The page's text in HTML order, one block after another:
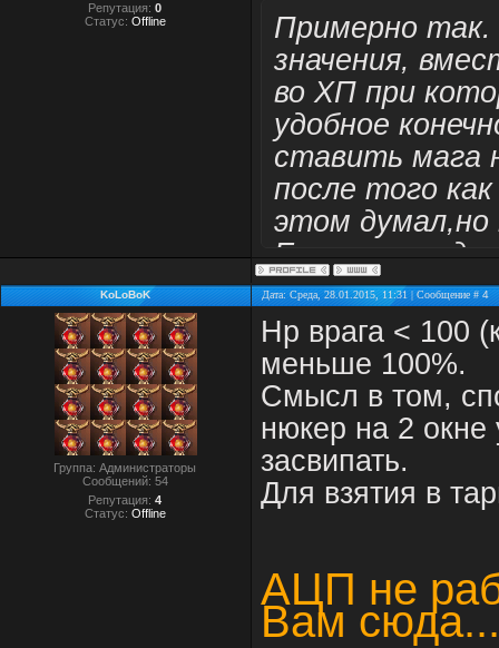
Репутация:0
Статус: Offline
Примерно
значения,
во ХП при
удобное
ставить мага
после того
этом думал,но
Если не
За ранее
KoLoBoK Дата: Среда, 28.01.2015, 11:31 | Сообщение # 4
Группа: Администраторы
Сообщений: 54
Репутация:4
Статус: Offline
Hp врага < 100
меньше 100%.
Смысл в том,
нюкер на 2 окне
засвипать.
Для взятия в
АЦП не
Вам